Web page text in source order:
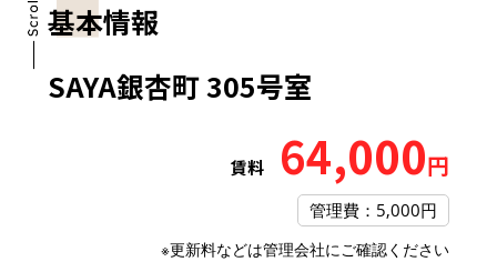
基本情報
SAYA銀杏町 305号室
賃料 64,000円
管理費：5,000円
※更新料などは管理会社にご確認ください